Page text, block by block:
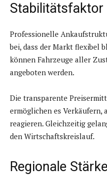
Stabilitätsfaktor
Professionelle
bei, dass der Markt flexibel
können Fahrzeuge aller
angeboten werden.
Die transparente
ermöglichen es
reagieren. Gleichzeitig
den Wirtschaftskreislauf.
Regionale